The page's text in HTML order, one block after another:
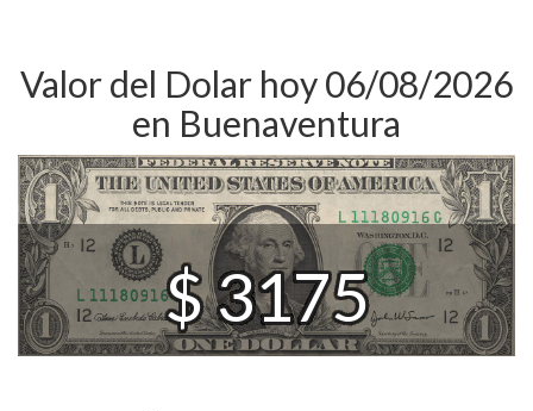
Valor del Dolar hoy 06/08/2026
en Buenaventura
$ 3175